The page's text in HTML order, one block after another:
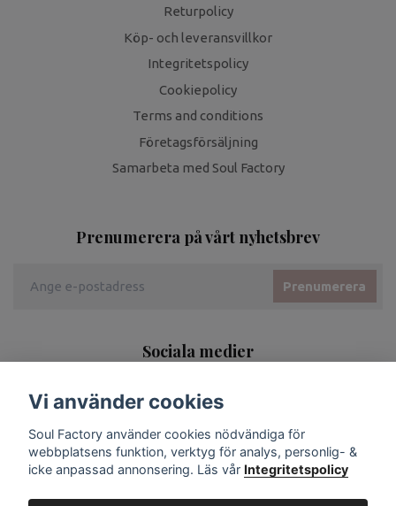
Returpolicy
Köp- och leveransvillkor
Integritetspolicy
Cookiepolicy
Terms and conditions
Företagsförsäljning
Samarbeta med Soul Factory
Prenumerera på vårt nyhetsbrev
Prenumerera
Sociala medier
Vi använder cookies
Soul Factory använder cookies nödvändiga för
webbplatsens funktion, verktyg för analys, personlig- &
icke anpassad annonsering. Läs vår Integritetspolicy